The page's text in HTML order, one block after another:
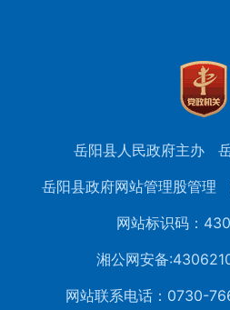
岳阳县人民政府主办
岳阳县政府网站管理股管理
网站标识码：
湘公网安备
网站联系电话：0730-